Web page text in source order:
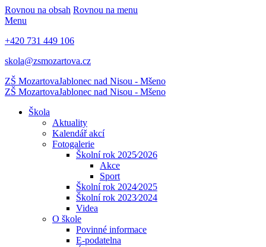
Rovnou na obsah Rovnou na menu
Menu
+420 731 449 106
skola@zsmozartova.cz
ZŠ MozartovaJablonec nad Nisou - Mšeno
ZŠ MozartovaJablonec nad Nisou - Mšeno
Škola
Aktuality
Kalendář akcí
Fotogalerie
Školní rok 2025⁄2026
Akce
Sport
Školní rok 2024⁄2025
Školní rok 2023⁄2024
Videa
O škole
Povinné informace
E-podatelna